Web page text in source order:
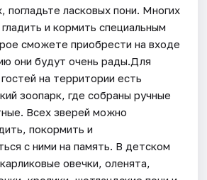
погладьте ласковых пони. Многих
и кормить специальным
сможете приобрести на входе
они будут очень рады.Для
на территории есть
зоопарк, где собраны ручные
Всех зверей можно
покормить и
с ними на память. В детском
овечки, оленята,